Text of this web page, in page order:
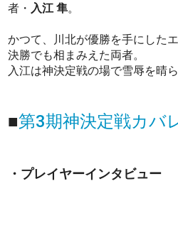
者・ 入江 隼。
かつて、川北が優勝を手にした
決勝でも相まみえた両者。
入江は神決定戦の場で雪辱を晴
■第3期神決定戦カバ
・プレイヤーインタビュー